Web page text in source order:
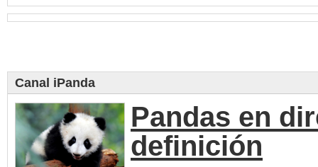
Canal iPanda
Pandas en
definición